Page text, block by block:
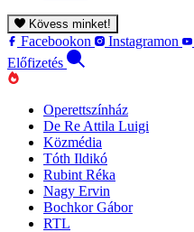
Kövess minket!
Facebookon Instagramon
Előfizetés
Operettszínház
De Re Attila Luigi
Közmédia
Tóth Ildikó
Rubint Réka
Nagy Ervin
Bochkor Gábor
RTL